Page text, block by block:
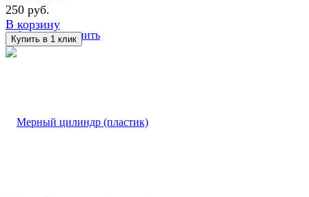
избранное сравнить
250 руб.
В корзину